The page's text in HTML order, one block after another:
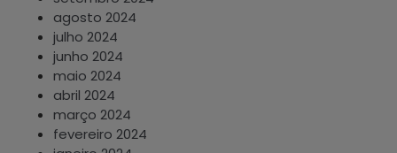
agosto 2024
julho 2024
junho 2024
maio 2024
abril 2024
março 2024
fevereiro 2024